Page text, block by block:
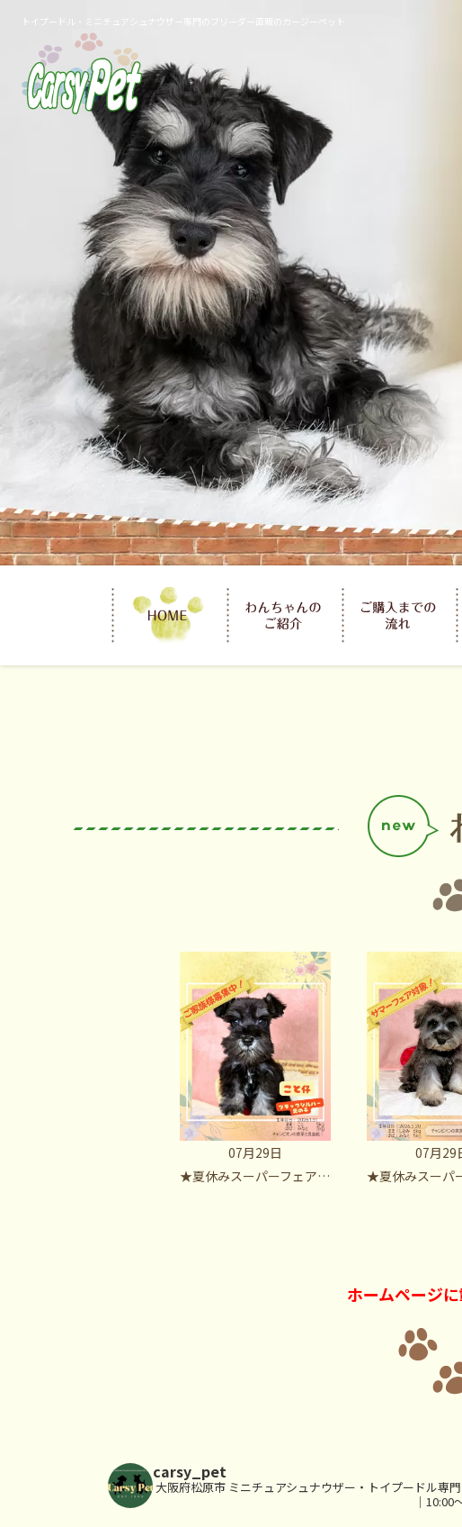
トイプードル・ミニチュアシュナウザー専門のブリーダー直販のカージーペット
07月29日
★夏休みスーパーフェア開催中！ミニチュアシュナウザー・ブラック＆シルバー男の子 ことBaby❣注目❢今月の店長一押しわんこの紹介❢
07月29
★夏休みスーパーフェア開催中！ミニチュアシュナウザー・ソル
ホームページ
carsy_pet
大阪府松原市 ミニチュアシュナウザー・トイプードル専
｜10:00